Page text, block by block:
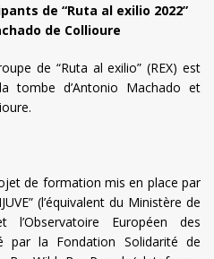
de “Ruta al exilio 2022”
de Collioure
de “Ruta al exilio” (REX) est
tombe d’Antonio Machado et
de formation mis en place par
(l’équivalent du Ministère de
Européen des
par la Fondation Solidarité de